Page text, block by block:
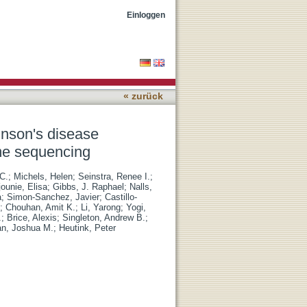
from large-scaleEinloggen
« zurück
disease
sequencing
; Michels, Helen; Seinstra, Renee I.;
Elisa; Gibbs, J. Raphael ; Nalls,
; Simon-Sanchez, Javier; Castillo-
; Chouhan, Amit K.; Li, Yarong; Yogi,
; Brice, Alexis; Singleton, Andrew B.;
Joshua M.; Heutink, Peter